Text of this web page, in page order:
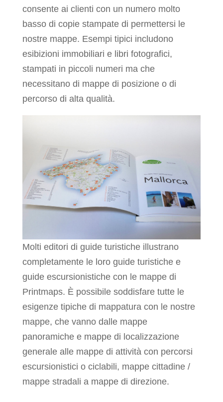
consente ai clienti con un numero molto
basso di copie stampate di permettersi le
nostre mappe. Esempi tipici includono
esibizioni immobiliari e libri fotografici,
stampati in piccoli numeri ma che
necessitano di mappe di posizione o di
percorso di alta qualità.
Molti editori di guide turistiche illustrano
completamente le loro guide turistiche e
guide escursionistiche con le mappe di
Printmaps. È possibile soddisfare tutte le
esigenze tipiche di mappatura con le nostre
mappe, che vanno dalle mappe
panoramiche e mappe di localizzazione
generale alle mappe di attività con percorsi
escursionistici o ciclabili, mappe cittadine /
mappe stradali a mappe di direzione.